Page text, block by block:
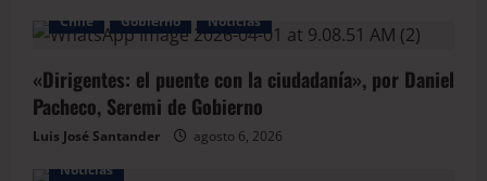
Chile Gobierno Noticias
«Dirigentes: el puente con la ciudadanía», por Daniel
Pacheco, Seremi de Gobierno
Luis José Santander
agosto 6, 2026
Noticias